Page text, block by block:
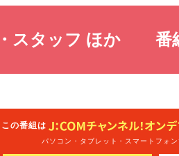
スタッフ ほか 番
この番組は
パソコン・タブレット・スマートフォン